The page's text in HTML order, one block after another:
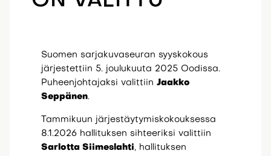
Suomen sarjakuvaseuran syyskokous
järjestettiin 5. joulukuuta 2025 Oodissa.
Puheenjohtajaksi valittiin Jaakko
Seppänen.
Tammikuun järjestäytymiskokouksessa
8.1.2026 hallituksen sihteeriksi valittiin
Sarlotta Siimeslahti, hallituksen